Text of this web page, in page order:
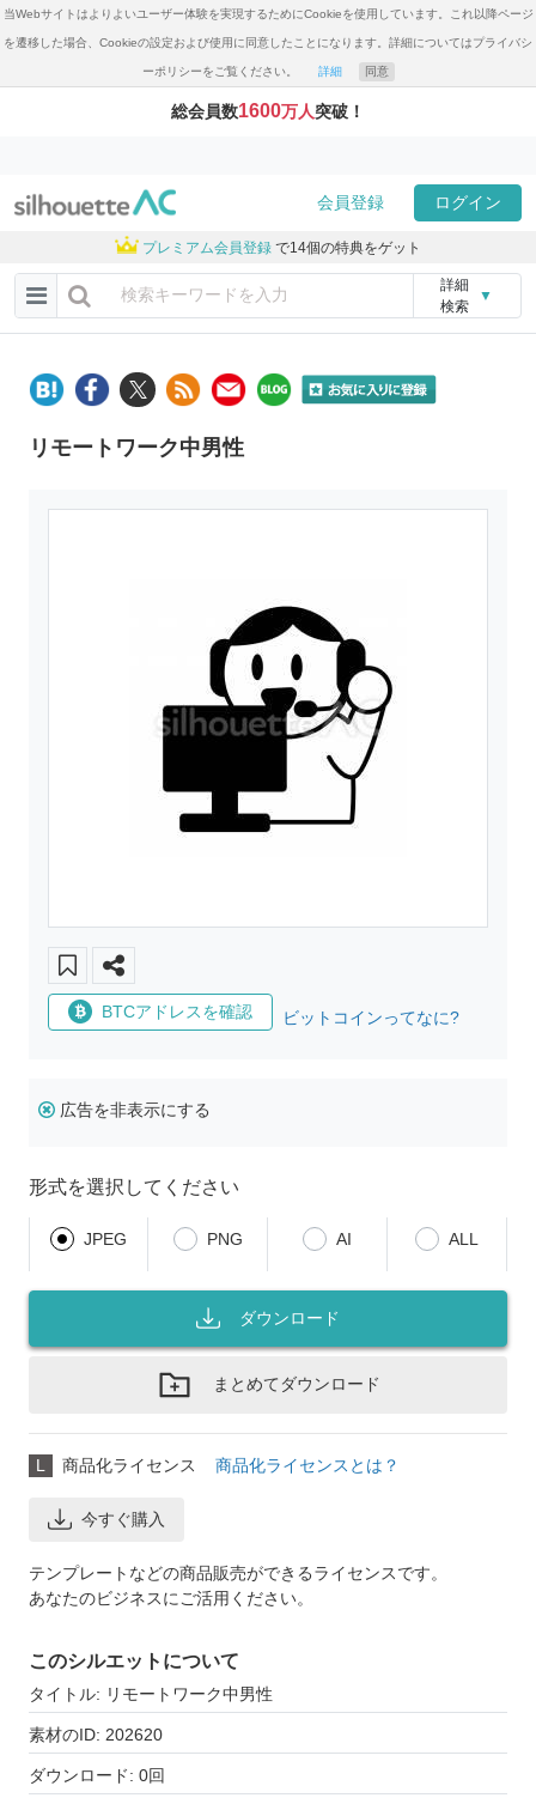
当Webサイトはよりよいユーザー体験を実現するためにCookieを使用しています。これ以降ページ
を遷移した場合、Cookieの設定および使用に同意したことになります。詳細についてはプライバシ
ーポリシーをご覧ください。 詳細 同意
総会員数1600万人突破！
会員登録 ログイン
プレミアム会員登録 で14個の特典をゲット
詳細
検索
▼
リモートワーク中男性
BTCアドレスを確認 ビットコインってなに?
広告を非表示にする
形式を選択してください
JPEG PNG AI ALL
ダウンロード
まとめてダウンロード
L 商品化ライセンス 商品化ライセンスとは？
今すぐ購入
テンプレートなどの商品販売ができるライセンスです。
あなたのビジネスにご活用ください。
このシルエットについて
タイトル: リモートワーク中男性
素材のID: 202620
ダウンロード: 0回